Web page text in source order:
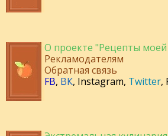
О проекте "Рецепты
Рекламодателям
Обратная связь
FB, ВК, Instagram, Twitter,